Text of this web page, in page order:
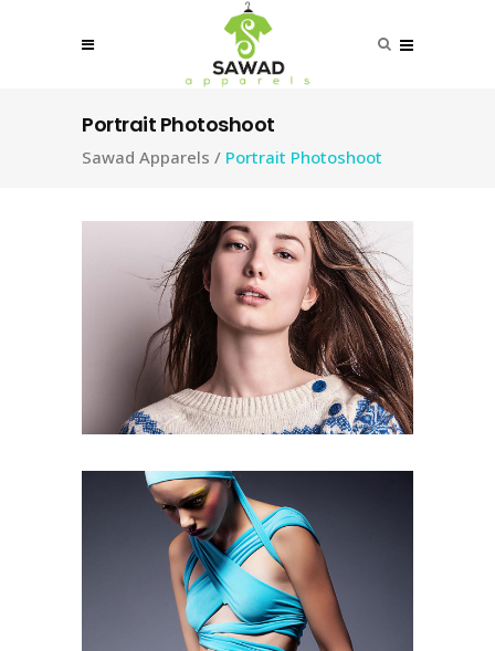
Portrait Photoshoot
Sawad Apparels / Portrait Photoshoot